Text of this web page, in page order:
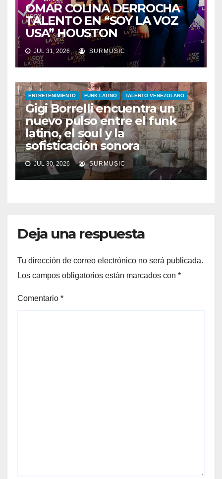
OMAR COLINA DERROCHA
TALENTO EN “SOY LA VOZ
USA” HOUSTON
JUL 31, 2026 SURMUSIC
ENTRETENIMIENTO FUNK LATINO TALENTO VENEZOLANO
Gigi Borrelli encuentra un
nuevo pulso entre el funk
latino, el soul y la
sofisticación sonora
JUL 30, 2026 SURMUSIC
Deja una respuesta
Tu dirección de correo electrónico no será publicada.
Los campos obligatorios están marcados con *
Comentario *